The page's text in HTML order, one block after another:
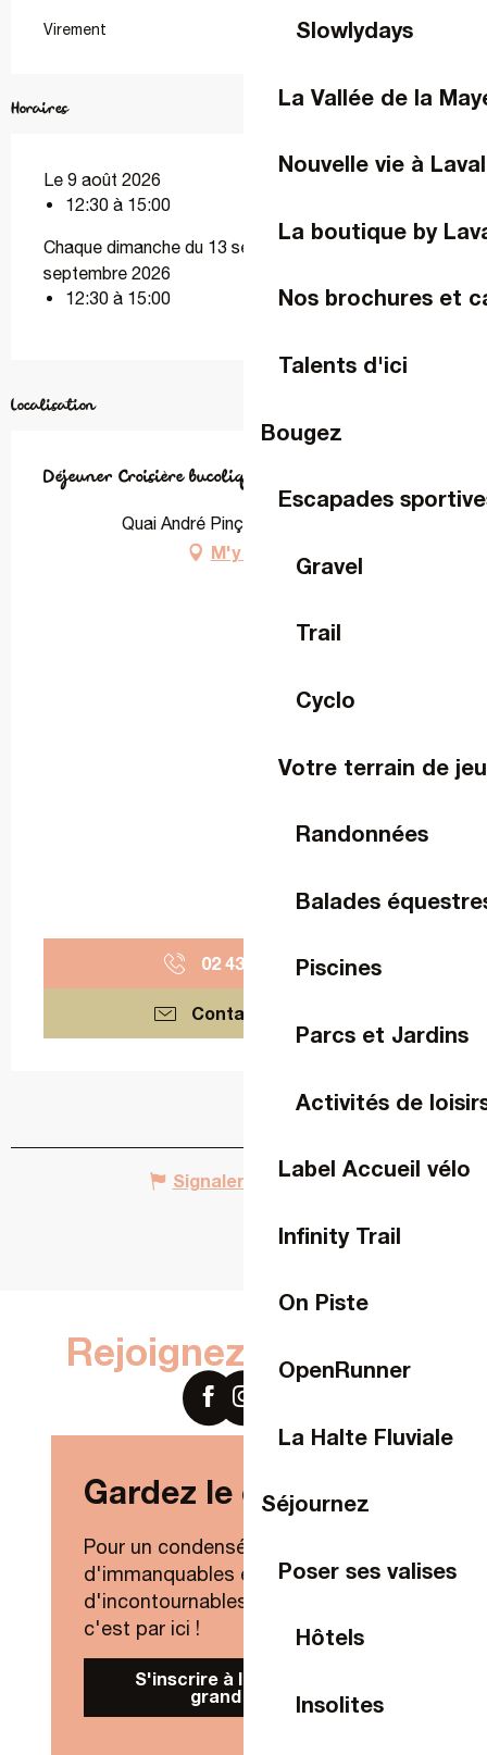
Slowlydays
La Vallée de la
Nouvelle vie à Laval
La boutique by
Nos brochures et
Talents d'ici
Bougez
Escapades
Gravel
Trail
Cyclo
Votre terrain de
Randonnées
Balades
Piscines
Parcs et Jardins
Activités de
Label Accueil vélo
Infinity Trail
On Piste
OpenRunner
La Halte Fluviale
Séjournez
Poser ses valises
Hôtels
Insolites
Virement
Horaires
Le 9 août 2026
12:30 à 15:00
Chaque dimanche du 13 septembre 2026 au 20
septembre 2026
12:30 à 15:00
Localisation
Déjeuner Croisière bucolique
Quai André Pinçon, 53000 Laval
M'y rendre
02 43 49 45▒▒
Contactez-nous
Signaler une erreur
Rejoignez-nous sur
Gardez le contact !
Pour un condensé de nouveautés,
d'immanquables et
d'incontournables de Laval Agglo,
c'est par ici !
S'inscrire à la Newsletter
grand public